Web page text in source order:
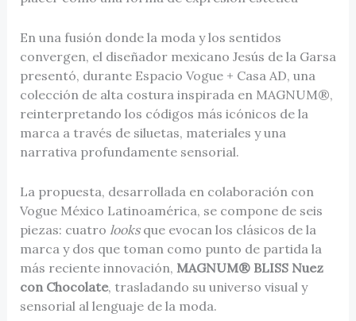
En una fusión donde la moda y los sentidos
convergen, el diseñador mexicano Jesús de la Garsa
presentó, durante Espacio Vogue + Casa AD, una
colección de alta costura inspirada en MAGNUM®,
reinterpretando los códigos más icónicos de la
marca a través de siluetas, materiales y una
narrativa profundamente sensorial.
La propuesta, desarrollada en colaboración con
Vogue México Latinoamérica, se compone de seis
piezas: cuatro looksque evocan los clásicos de la
marca y dos que toman como punto de partida la
más reciente innovación, MAGNUM® BLISS Nuez
con Chocolate, trasladando su universo visual y
sensorial al lenguaje de la moda.